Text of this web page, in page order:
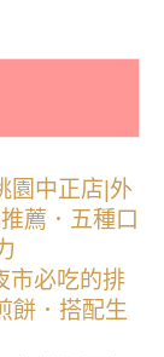
園中正店|外
薦．五種口
市必吃的排
餅．搭配生